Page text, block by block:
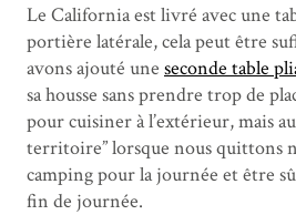
Le California est livré avec une
portière latérale, cela peut être
avons ajouté une seconde table
sa housse sans prendre trop de
pour cuisiner à l’extérieur, mais
territoire” lorsque nous quittons
camping pour la journée et être
fin de journée.